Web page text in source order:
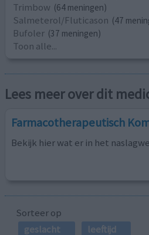
Trimbow (64 meningen)
Salmeterol/Fluticason (47
Bufoler (37 meningen)
Toon alle...
Lees meer over dit
Farmacotherapeutisch
Bekijk hier wat er in het
Sorteer op
geslacht
leeftijd